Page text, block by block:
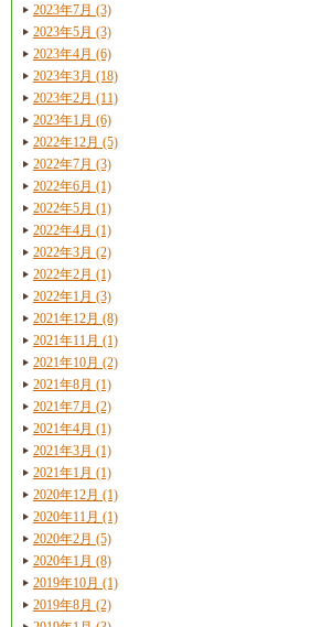
2023年7月 (3)
2023年5月 (3)
2023年4月 (6)
2023年3月 (18)
2023年2月 (11)
2023年1月 (6)
2022年12月 (5)
2022年7月 (3)
2022年6月 (1)
2022年5月 (1)
2022年4月 (1)
2022年3月 (2)
2022年2月 (1)
2022年1月 (3)
2021年12月 (8)
2021年11月 (1)
2021年10月 (2)
2021年8月 (1)
2021年7月 (2)
2021年4月 (1)
2021年3月 (1)
2021年1月 (1)
2020年12月 (1)
2020年11月 (1)
2020年2月 (5)
2020年1月 (8)
2019年10月 (1)
2019年8月 (2)